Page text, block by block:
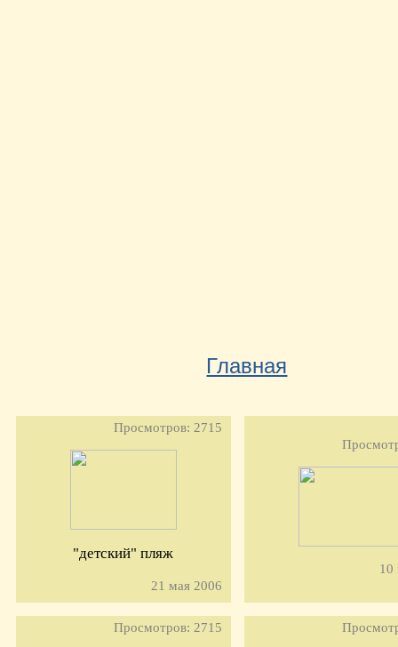
Главная
Просмотров: 2715
"детский" пляж
21 мая 2006
10
Просмотров: 2715